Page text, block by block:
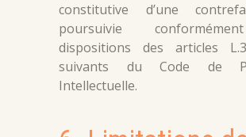
constitutive d’une
poursuivie
dispositions des articles
suivants du Code de
Intellectuelle.